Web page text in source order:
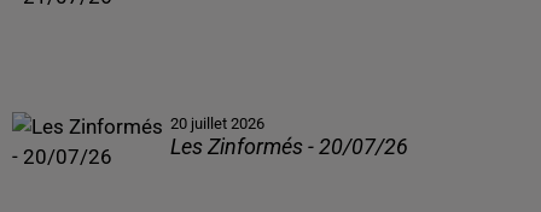
20 juillet 2026
Les Zinformés - 20/07/26